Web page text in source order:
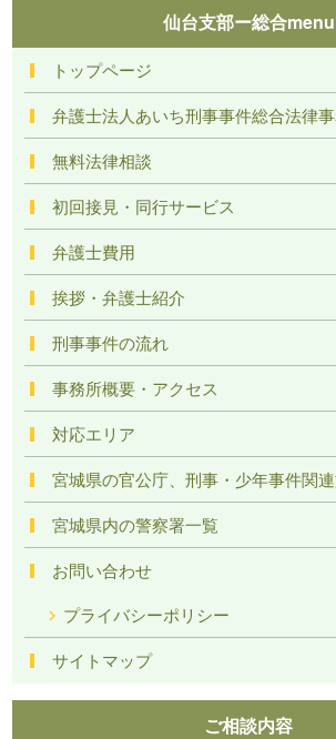
仙台支部ー総合menu
トップページ
弁護士法人あいち刑事事件総合法律
無料法律相談
初回接見・同行サービス
弁護士費用
挨拶・弁護士紹介
刑事事件の流れ
事務所概要・アクセス
対応エリア
宮城県の官公庁、刑事・少年事件関
宮城県内の警察署一覧
お問い合わせ
プライバシーポリシー
サイトマップ
ご相談内容